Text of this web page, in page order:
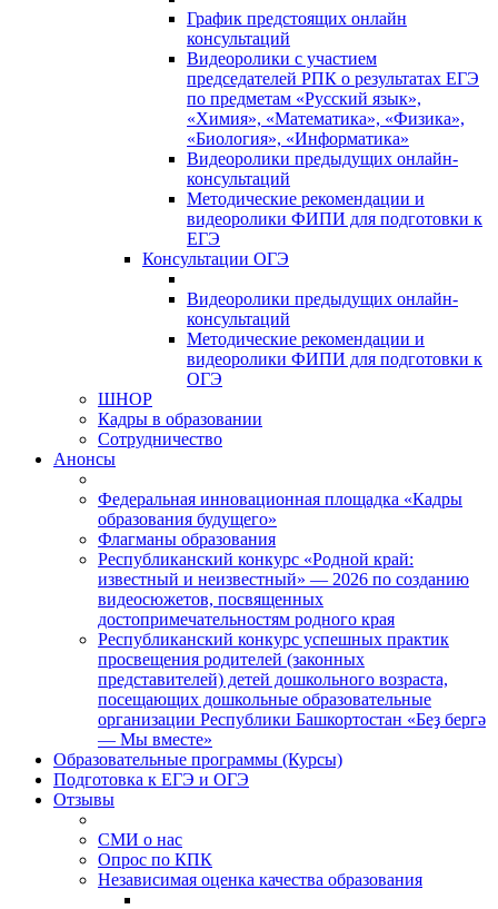
График предстоящих онлайн
консультаций
Видеоролики с участием
председателей РПК о результатах ЕГЭ
по предметам «Русский язык»,
«Химия», «Математика», «Физика»,
«Биология», «Информатика»
Видеоролики предыдущих онлайн-
консультаций
Методические рекомендации и
видеоролики ФИПИ для подготовки к
ЕГЭ
Консультации ОГЭ
Видеоролики предыдущих онлайн-
консультаций
Методические рекомендации и
видеоролики ФИПИ для подготовки к
ОГЭ
ШНОР
Кадры в образовании
Сотрудничество
Анонсы
Федеральная инновационная площадка «Кадры
образования будущего»
Флагманы образования
Республиканский конкурс «Родной край:
известный и неизвестный» — 2026 по созданию
видеосюжетов, посвященных
достопримечательностям родного края
Республиканский конкурс успешных практик
просвещения родителей (законных
представителей) детей дошкольного возраста,
посещающих дошкольные образовательные
организации Республики Башкортостан «Беҙ бергә
— Мы вместе»
Образовательные программы (Курсы)
Подготовка к ЕГЭ и ОГЭ
Отзывы
СМИ о нас
Опрос по КПК
Независимая оценка качества образования